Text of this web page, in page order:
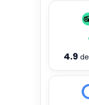
4.9de